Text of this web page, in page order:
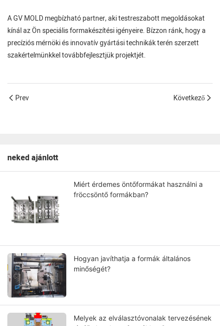
A GV MOLD megbízható partner, aki testreszabott megoldásokat
kínál az Ön speciális formakészítési igényeire. Bízzon ránk, hogy a
precíziós mérnöki és innovatív gyártási technikák terén szerzett
szakértelmünkkel továbbfejlesztjük projektjét.
Prev Következő
neked ajánlott
Miért érdemes öntőformákat használni a
fröccsöntő formákban?
Hogyan javíthatja a formák általános
minőségét?
Melyek az elválasztóvonalak tervezésének